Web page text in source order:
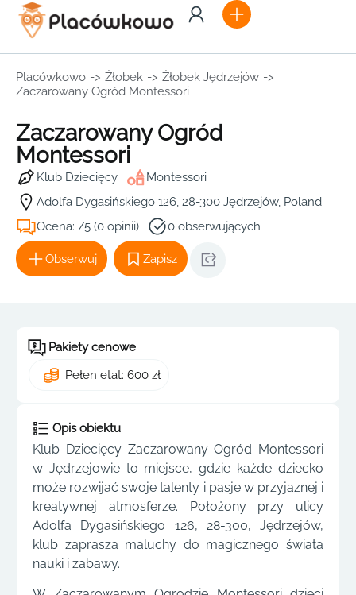
Placówkowo -> Żłobek -> Żłobek Jędrzejów ->
Zaczarowany Ogród Montessori
Zaczarowany Ogród
Montessori
Klub Dziecięcy
Montessori
Adolfa Dygasińskiego 126, 28-300 Jędrzejów, Poland
Ocena: /5 (0 opinii)
0 obserwujących
Obserwuj Zapisz
Pakiety cenowe
Pełen etat: 600 zł
Opis obiektu
Klub Dziecięcy Zaczarowany Ogród Montessori
w Jędrzejowie to miejsce, gdzie każde dziecko
może rozwijać swoje talenty i pasje w przyjaznej i
kreatywnej atmosferze. Położony przy ulicy
Adolfa Dygasińskiego 126, 28-300, Jędrzejów,
klub zaprasza maluchy do magicznego świata
nauki i zabawy.